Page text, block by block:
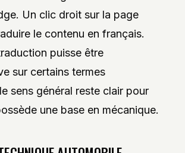
Un clic droit sur la page
le contenu en français.
puisse être
sur certains termes
sens général reste clair pour
une base en mécanique.